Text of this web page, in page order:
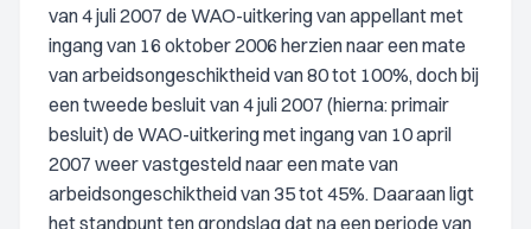
van 4 juli 2007 de WAO-uitkering van appellant met
ingang van 16 oktober 2006 herzien naar een mate
van arbeidsongeschiktheid van 80 tot 100%, doch bij
een tweede besluit van 4 juli 2007 (hierna: primair
besluit) de WAO-uitkering met ingang van 10 april
2007 weer vastgesteld naar een mate van
arbeidsongeschiktheid van 35 tot 45%. Daaraan ligt
het standpunt ten grondslag dat na een periode van